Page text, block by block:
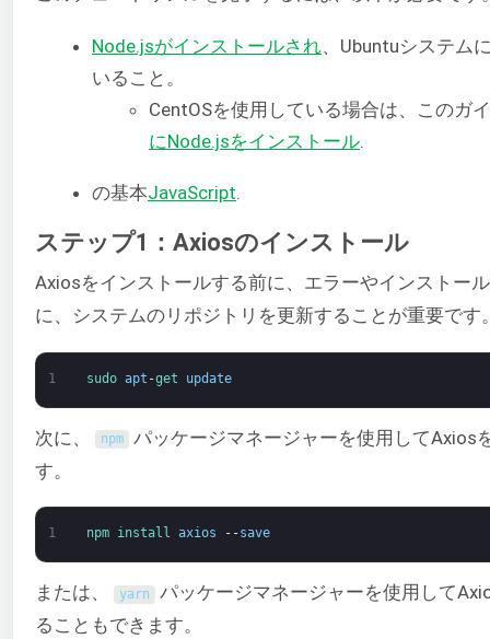
Node.jsがインストールされ、Ubuntuシステム
いること。
CentOSを使用している場合は、このガ
にNode.jsをインストール
の基本JavaScript
ステップ1：Axiosのインストール
Axiosをインストールする前に、エラーやインストー
に、システムのリポジトリを更新することが重要です
1 sudo apt -get update
次に、 npm パッケージマネージャーを使用してAxios
す。
1 npm install axios --save
または、 yarn パッケージマネージャーを使用して
ることもできます。